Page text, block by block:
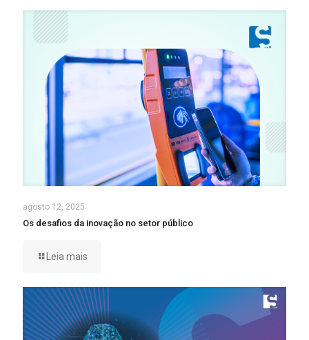
agosto 12, 2025
Os desafios da inovação no setor público
Leia mais